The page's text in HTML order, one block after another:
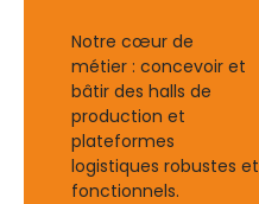
Notre cœur de
métier : concevoir et
bâtir des halls de
production et
plateformes
logistiques robustes et
fonctionnels.